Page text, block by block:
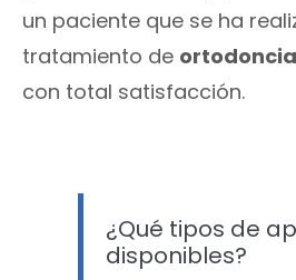
un paciente que se ha
tratamiento de
con total satisfacción.
¿Qué tipos de
disponibles?